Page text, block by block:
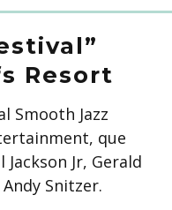
Resort
Smooth Jazz
que
Jr, Gerald
Snitzer.